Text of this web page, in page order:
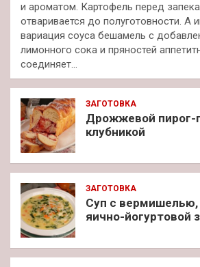
и ароматом. Картофель перед
отваривается до полуготовности. А
вариация соуса бешамель с
лимонного сока и пряностей
соединяет…
ЗАГОТОВКА
Дрожжевой пирог-
клубникой
ЗАГОТОВКА
Суп с
яично-йогуртовой